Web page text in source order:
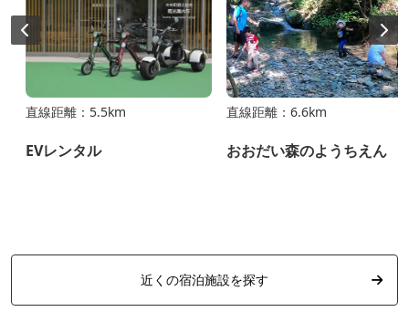
直線距離：5.5km
EVレンタル
直線距離：6.6km
おおだい森のようちえん
近くの宿泊施設を探す